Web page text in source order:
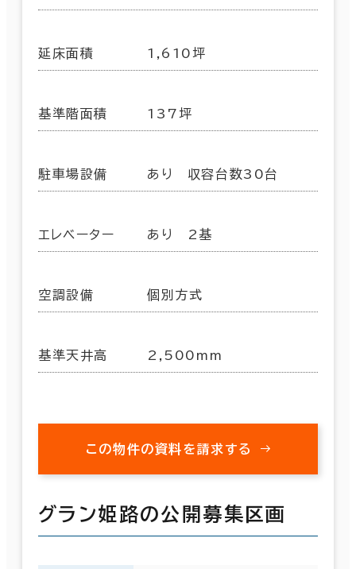
延床面積 1,610坪
基準階面積 137坪
駐車場設備 あり 収容台数30台
エレベーター あり 2基
空調設備 個別方式
基準天井高 2,500mm
この物件の資料を請求する
グラン姫路の公開募集区画